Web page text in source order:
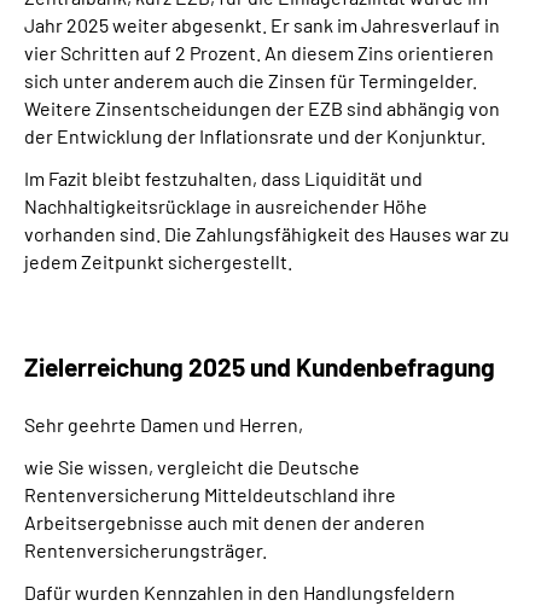
Jahr 2025 weiter abgesenkt. Er sank im Jahresverlauf in
vier Schritten auf 2 Prozent. An diesem Zins orientieren
sich unter anderem auch die Zinsen für Termingelder.
Weitere Zinsentscheidungen der EZB sind abhängig von
der Entwicklung der Inflationsrate und der Konjunktur.
Im Fazit bleibt festzuhalten, dass Liquidität und
Nachhaltigkeitsrücklage in ausreichender Höhe
vorhanden sind. Die Zahlungsfähigkeit des Hauses war zu
jedem Zeitpunkt sichergestellt.
Zielerreichung 2025 und Kundenbefragung
Sehr geehrte Damen und Herren,
wie Sie wissen, vergleicht die Deutsche
Rentenversicherung Mitteldeutschland ihre
Arbeitsergebnisse auch mit denen der anderen
Rentenversicherungsträger.
Dafür wurden Kennzahlen in den Handlungsfeldern